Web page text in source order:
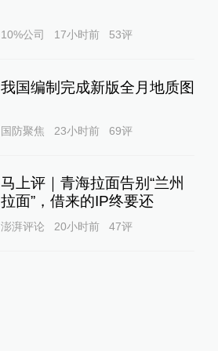
10%公司 17小时前 53评
我国编制完成新版全月地质图
国防聚焦 23小时前 69评
马上评｜青海拉面告别“兰州
拉面”，借来的IP终要还
澎湃评论 20小时前 47评